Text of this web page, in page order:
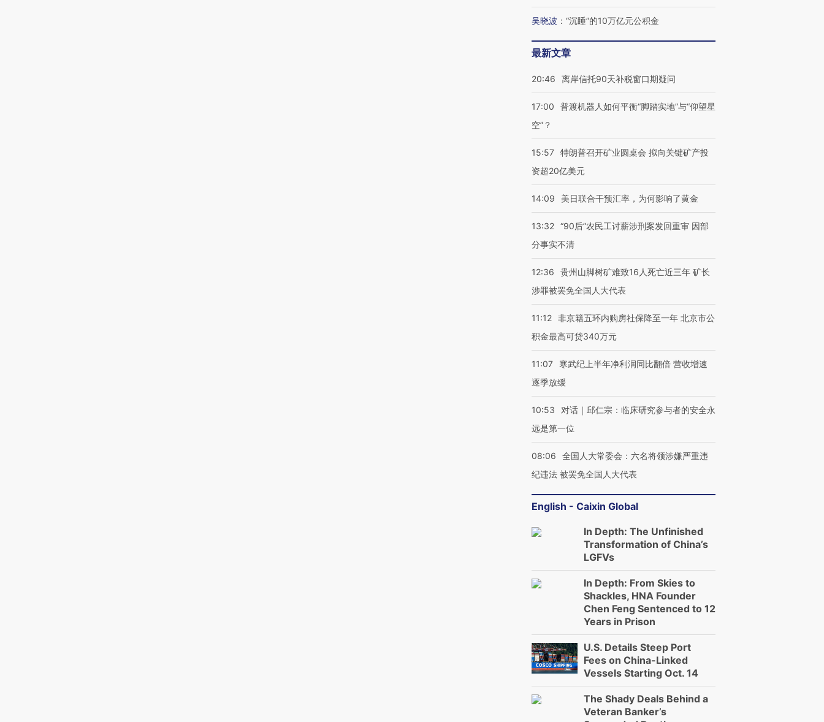
吴晓波 ： “沉睡”的10万亿元公积金
最新文章
20:46 离岸信托90天补税窗口期疑问
17:00
普渡机器人如何平衡“脚踏实地”与“仰望星
空”？
15:57 特朗普召开矿业圆桌会 拟向关键矿产投
资超20亿美元
14:09 美日联合干预汇率，为何影响了黄金
13:32 “90后”农民工讨薪涉刑案发回重审 因部
分事实不清
12:36
贵州山脚树矿难致16人死亡近三年 矿长
涉罪被罢免全国人大代表
11:12 非京籍五环内购房社保降至一年 北京市公
积金最高可贷340万元
11:07
寒武纪上半年净利润同比翻倍 营收增速
逐季放缓
10:53
对话｜邱仁宗：临床研究参与者的安全永
远是第一位
08:06
全国人大常委会：六名将领涉嫌严重违
纪违法 被罢免全国人大代表
English - Caixin Global
In Depth: The Unfinished
Transformation of China’s
LGFVs
In Depth: From Skies to
Shackles, HNA Founder
Chen Feng Sentenced to 12
Years in Prison
U.S. Details Steep Port
Fees on China-Linked
Vessels Starting Oct. 14
The Shady Deals Behind a
Veteran Banker’s